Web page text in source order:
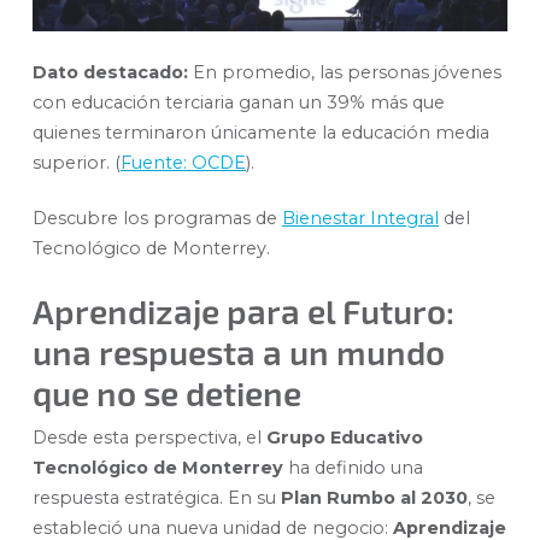
Dato destacado: En promedio, las personas jóvenes
con educación terciaria ganan un 39% más que
quienes terminaron únicamente la educación media
superior. (Fuente: OCDE).
Descubre los programas de Bienestar Integral del
Tecnológico de Monterrey.
Aprendizaje para el Futuro:
una respuesta a un mundo
que no se detiene
Desde esta perspectiva, el Grupo Educativo
Tecnológico de Monterrey ha definido una
respuesta estratégica. En su Plan Rumbo al 2030, se
estableció una nueva unidad de negocio: Aprendizaje